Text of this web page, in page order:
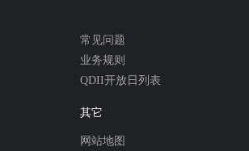
常见问题
业务规则
QDII开放日列表
其它
网站地图